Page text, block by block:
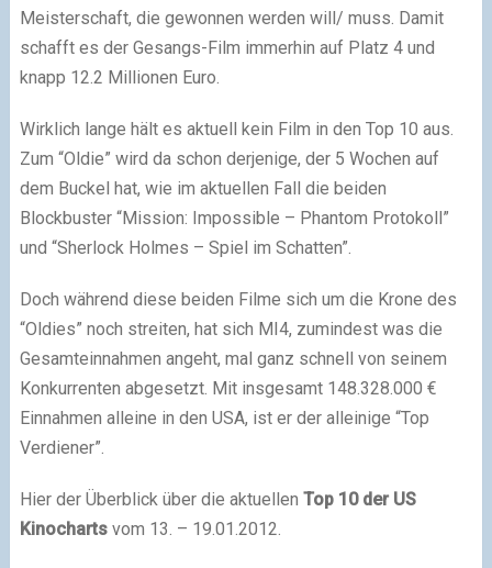
Meisterschaft, die gewonnen werden will/ muss. Damit
schafft es der Gesangs-Film immerhin auf Platz 4 und
knapp 12.2 Millionen Euro.
Wirklich lange hält es aktuell kein Film in den Top 10 aus.
Zum “Oldie” wird da schon derjenige, der 5 Wochen auf
dem Buckel hat, wie im aktuellen Fall die beiden
Blockbuster “Mission: Impossible – Phantom Protokoll”
und “Sherlock Holmes – Spiel im Schatten”.
Doch während diese beiden Filme sich um die Krone des
“Oldies” noch streiten, hat sich MI4, zumindest was die
Gesamteinnahmen angeht, mal ganz schnell von seinem
Konkurrenten abgesetzt. Mit insgesamt 148.328.000 €
Einnahmen alleine in den USA, ist er der alleinige “Top
Verdiener”.
Hier der Überblick über die aktuellen Top 10 der US
Kinochartsvom 13. – 19.01.2012.